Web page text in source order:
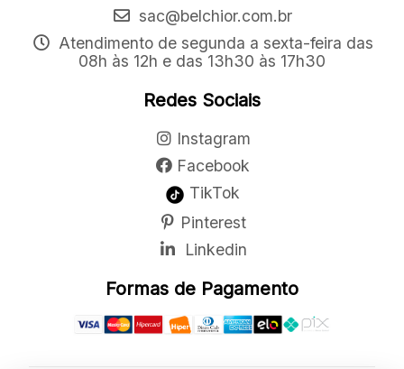
sac@belchior.com.br
Atendimento de segunda a sexta-feira das
08h às 12h e das 13h30 às 17h30
Redes Sociais
Instagram
Facebook
TikTok
Pinterest
Linkedin
Formas de Pagamento